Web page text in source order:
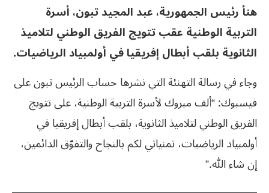
هنأ رئيس الجمهورية، عبد المجيد تبون، أسرة
التربية الوطنية عقب تتويج الفريق الوطني لتلاميذ
الثانوية بلقب أبطال إفريقيا في أولمبياد الرياضيات.
وجاء في رسالة التهنئة التي نشرها حساب الرئيس تبون على
فيسبوك: “ألف مبروك لأسرة التربية الوطنية، على تتويج
الفريق الوطني لتلاميذ الثانوية، بلقب أبطال إفريقيا في
أولمبياد الرياضيات، تمنياتي لكم بالنجاح والتفوّق الدائمين،
إن شاء الله.”